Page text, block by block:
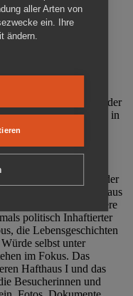
ist ein Ort
nah und
im Oktober
Cottbus e. V. (MRZ), der
(1860-2002) in
Zuchthaus
steht die
während der
der SED-Diktatur.
in der
politischen Unrechts aus
Eine besondere
politisch Inhaftierter
die Lebensgeschichten
selbst unter
im Fokus. Das
Hafthaus I und das
Besucherinnen und
aller Arten von
ein. Ihre
ändern.